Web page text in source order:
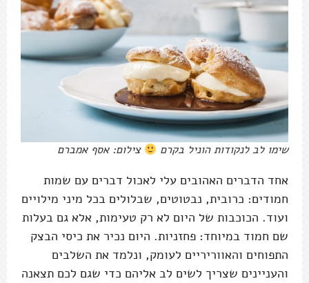
שימו לב לנקודות הוניל בקרם צילום: אסף אמברם
אחד הדברים האהובים עלי לאכול דברים עם שמות
חמודים: כרובית, נבטוטים, שבלולים בכל מיני מילויים
ועוד. הכוכבות של היום לא רק טעימות, אלא גם בעלות
שם חמוד במיוחד: פחזניות. היום נכיר את כיסי הבצק
התפוחים והאווריריים לעומק, ונלמד את השלבים
והעניינים שצריך לשים לב אליהם כדי שגם לכם תצאנה